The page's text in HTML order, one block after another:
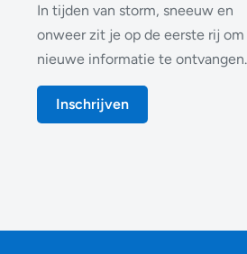
In tijden van storm, sneeuw en
onweer zit je op de eerste rij om
nieuwe informatie te ontvangen.
Inschrijven